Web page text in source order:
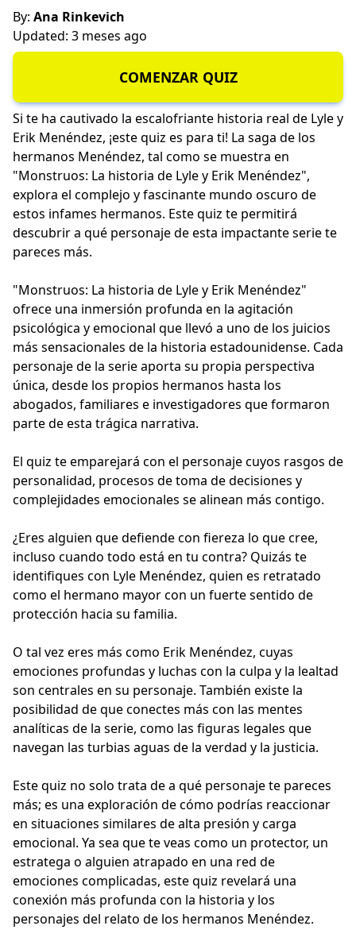
By: Ana Rinkevich
Updated: 3 meses ago
COMENZAR QUIZ
Si te ha cautivado la escalofriante historia real de Lyle y
Erik Menéndez, ¡este quiz es para ti! La saga de los
hermanos Menéndez, tal como se muestra en
"Monstruos: La historia de Lyle y Erik Menéndez",
explora el complejo y fascinante mundo oscuro de
estos infames hermanos. Este quiz te permitirá
descubrir a qué personaje de esta impactante serie te
pareces más.
"Monstruos: La historia de Lyle y Erik Menéndez"
ofrece una inmersión profunda en la agitación
psicológica y emocional que llevó a uno de los juicios
más sensacionales de la historia estadounidense. Cada
personaje de la serie aporta su propia perspectiva
única, desde los propios hermanos hasta los
abogados, familiares e investigadores que formaron
parte de esta trágica narrativa.
El quiz te emparejará con el personaje cuyos rasgos de
personalidad, procesos de toma de decisiones y
complejidades emocionales se alinean más contigo.
¿Eres alguien que defiende con fiereza lo que cree,
incluso cuando todo está en tu contra? Quizás te
identifiques con Lyle Menéndez, quien es retratado
como el hermano mayor con un fuerte sentido de
protección hacia su familia.
O tal vez eres más como Erik Menéndez, cuyas
emociones profundas y luchas con la culpa y la lealtad
son centrales en su personaje. También existe la
posibilidad de que conectes más con las mentes
analíticas de la serie, como las figuras legales que
navegan las turbias aguas de la verdad y la justicia.
Este quiz no solo trata de a qué personaje te pareces
más; es una exploración de cómo podrías reaccionar
en situaciones similares de alta presión y carga
emocional. Ya sea que te veas como un protector, un
estratega o alguien atrapado en una red de
emociones complicadas, este quiz revelará una
conexión más profunda con la historia y los
personajes del relato de los hermanos Menéndez.